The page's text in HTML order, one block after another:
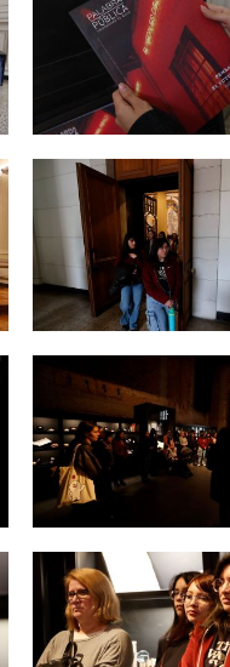
Zoom
Zoom
Zoom